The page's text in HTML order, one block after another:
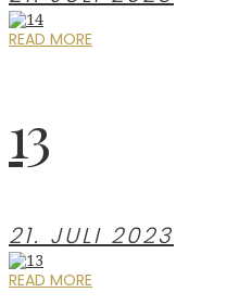
READ MORE
13
21. JULI 2023
READ MORE